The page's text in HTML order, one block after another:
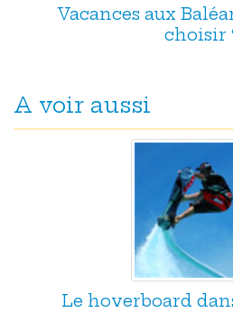
Vacances aux
choisir
A voir aussi
Le hoverboard